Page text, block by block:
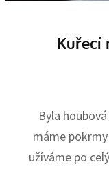
Kuřecí
Byla
máme
užíváme po